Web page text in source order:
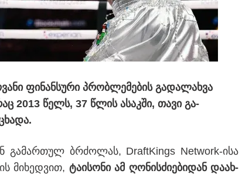
1431.40 ლარიდან
1423.10 ლარიდან
13:59 / 06-08-2026
ფი­ნან­სუ­რი პრობ­ლე­მე­ბის გა­და­ლახ­ვა
2013 წელს, 37 წლის ასაკ­ში, თავი გა­
გა­მარ­თულ ბრძო­ლას, DraftKings Network-ისა
მი­ხედ­ვით, ტა­ი­სო­ნი ამ ღო­ნის­ძი­ე­ბი­დან და­ახ­